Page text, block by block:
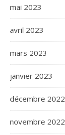
mai 2023
avril 2023
mars 2023
janvier 2023
décembre 2022
novembre 2022